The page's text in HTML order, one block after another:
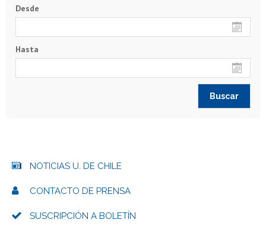
Desde
Hasta
NOTICIAS U. DE CHILE
CONTACTO DE PRENSA
SUSCRIPCIÓN A BOLETÍN